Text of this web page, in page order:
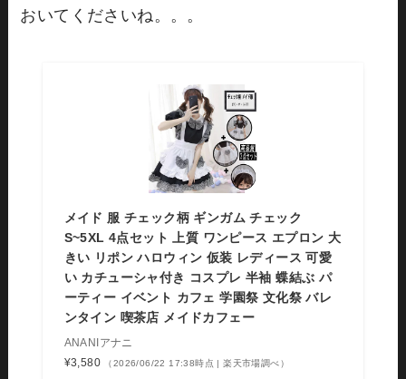
おいてくださいね。。。
メイド 服 チェック柄 ギンガム チェック
S~5XL 4点セット 上質 ワンピース エプロン 大
きい リポン ハロウィン 仮装 レディース 可愛
い カチューシャ付き コスプレ 半袖 蝶結ぶ パ
ーティー イベント カフェ 学園祭 文化祭 バレ
ンタイン 喫茶店 メイドカフェー
ANANIアナニ
¥3,580
（2026/06/22 17:38時点 | 楽天市場調べ）